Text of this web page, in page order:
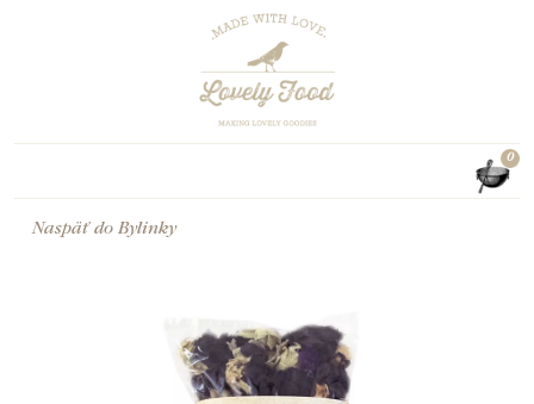
0
Naspäť do Bylinky